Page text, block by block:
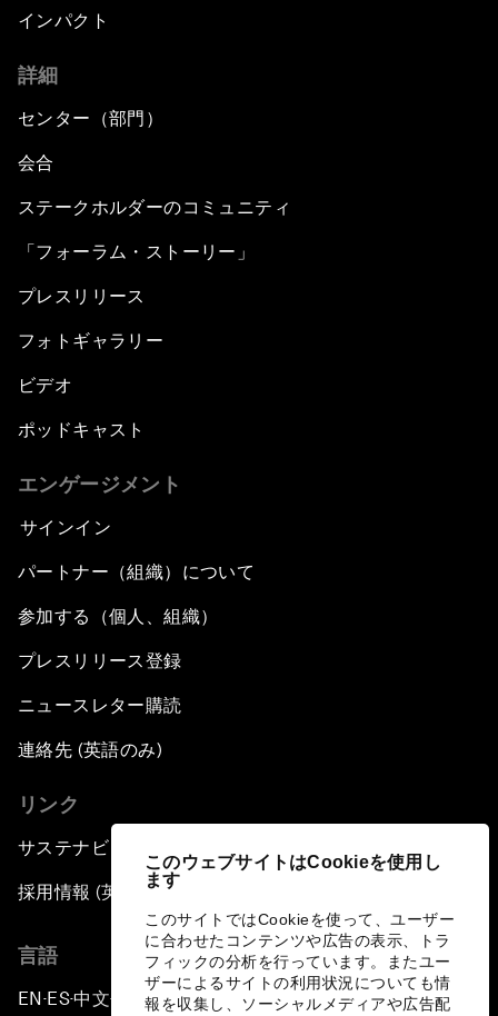
このウェブサイトはCookieを使用し
ます
このサイトではCookieを使って、ユーザー
に合わせたコンテンツや広告の表示、トラ
フィックの分析を行っています。またユー
ザーによるサイトの利用状況についても情
報を収集し、ソーシャルメディアや広告配
インパクト
詳細
センター（部門）
会合
ステークホルダーのコミュニティ
「フォーラム・ストーリー」
プレスリリース
フォトギャラリー
ビデオ
ポッドキャスト
エンゲージメント
サインイン
パートナー（組織）について
参加する（個人、組織）
プレスリリース登録
ニュースレター購読
連絡先 (英語のみ)
リンク
サステナビリティへの取り組み
採用情報 (英語のみ)
言語
EN ▪ES▪中文▪ 日本語